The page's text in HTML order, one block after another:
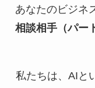
あなたのビジネ
相談相手（パー
私たちは、AIと